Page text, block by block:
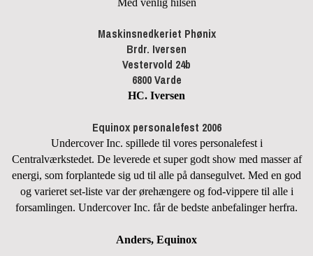
Maskinsnedkeriet Phønix
Brdr. Iversen
Vestervold 24b
6800 Varde
HC. Iversen
Equinox personalefest 2006
Undercover Inc. spillede til vores personalefest i
Centralværkstedet. De leverede et super godt show med masser af
energi, som forplantede sig ud til alle på dansegulvet. Med en god
og varieret set-liste var der ørehængere og fod-vippere til alle i
forsamlingen. Undercover Inc. får de bedste anbefalinger herfra.
Anders, Equinox